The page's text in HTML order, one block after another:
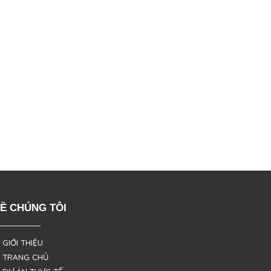
CHÚNG TÔI
THIỆU
CHỦ